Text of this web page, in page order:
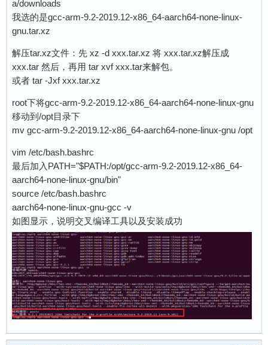
a/downloads
我选的是gcc-arm-9.2-2019.12-x86_64-aarch64-none-linux-
gnu.tar.xz
解压tar.xz文件：先 xz -d xxx.tar.xz 将 xxx.tar.xz解压成
xxx.tar 然后，再用 tar xvf xxx.tar来解包。
或者 tar -Jxf xxx.tar.xz
root下将gcc-arm-9.2-2019.12-x86_64-aarch64-none-linux-gnu
移动到/opt目录下
mv gcc-arm-9.2-2019.12-x86_64-aarch64-none-linux-gnu /opt
vim /etc/bash.bashrc
最后加入PATH="$PATH:/opt/gcc-arm-9.2-2019.12-x86_64-
aarch64-none-linux-gnu/bin"
source /etc/bash.bashrc
aarch64-none-linux-gnu-gcc -v
如图显示，说明交叉编译工具以及安装成功